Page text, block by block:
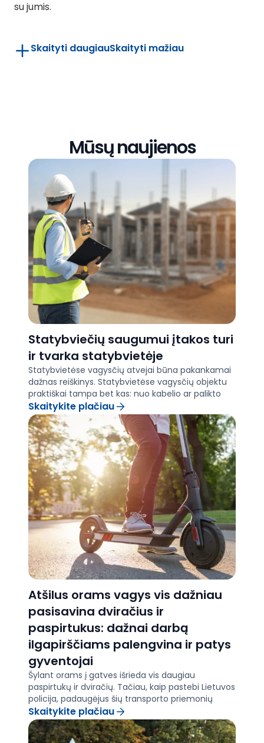
su jumis.
Skaityti daugiauSkaityti mažiau
Mūsų naujienos
Statybviečių saugumui įtakos turi
ir tvarka statybvietėje
Statybvietėse vagysčių atvejai būna pakankamai
dažnas reiškinys. Statybvietėse vagysčių objektu
praktiškai tampa bet kas: nuo kabelio ar palikto
suktuko iki vibro plokštės ar net sunkiosios
technikos kuro.
Skaitykite plačiau
Atšilus orams vagys vis dažniau
pasisavina dviračius ir
paspirtukus: dažnai darbą
ilgapirščiams palengvina ir patys
gyventojai
Šylant orams į gatves išrieda vis daugiau
paspirtukų ir dviračių. Tačiau, kaip pastebi Lietuvos
policija, padaugėjus šių transporto priemonių
nesnaudžia ir ilgapirščiai – visoje šalyje vos per
pirmuosius metų mėnesius jau užfiksuota daugiau
nei 60 dviračių ir paspirtukų vagysčių. Policijos
Skaitykite plačiau